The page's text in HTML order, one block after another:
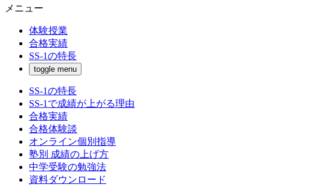
メニュー
体験授業
合格実績
SS-1の特長
toggle menu
SS-1の特長
SS-1で成績が上がる理由
合格実績
合格体験談
オンライン個別指導
塾別 成績の上げ方
中学受験の勉強法
資料ダウンロード